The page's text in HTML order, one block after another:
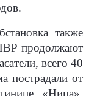
также
продолжают
всего 40
пострадали от